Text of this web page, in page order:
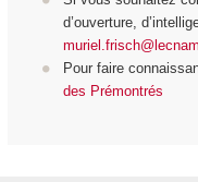
d’ouverture,
Pour faire
des Prémontrés